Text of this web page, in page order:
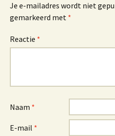
Je e-mailadres wordt niet
gemarkeerd met *
Reactie *
Naam *
E-mail *